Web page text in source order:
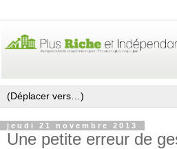
jeudi 21 novembre 2013
Une petite erreur de